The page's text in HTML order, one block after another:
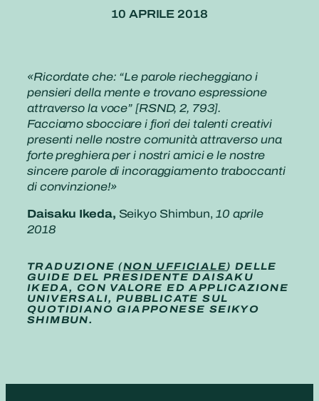
10 APRILE 2018
«Ricordate che: “Le parole riecheggiano i
pensieri della mente e trovano espressione
attraverso la voce” [RSND, 2, 793].
Facciamo sbocciare i fiori dei talenti creativi
presenti nelle nostre comunità attraverso una
forte preghiera per i nostri amici e le nostre
sincere parole di incoraggiamento traboccanti
di convinzione!»
Daisaku Ikeda, Seikyo Shimbun, 10 aprile
2018
TRADUZIONE (NON UFFICIALE) DELLE
GUIDE DEL PRESIDENTE DAISAKU
IKEDA, CON VALORE ED APPLICAZIONE
UNIVERSALI, PUBBLICATE SUL
QUOTIDIANO GIAPPONESE SEIKYO
SHIMBUN.